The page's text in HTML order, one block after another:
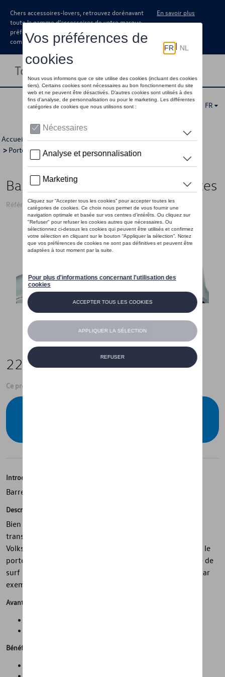
Chers accessoires-lovers, retrouvez dorénavant
toute la gamme d’accessoires de votre marque
préférée sous forme de catalogue à
commander auprès de votre concessionaire.
En savoir plus
Toggle navigation
FR
Accueil >Catalogue Volkswagen >Transport >Porte-tout
> Porte-tout > Détail
Barre de toit, Rainure en T, 4 portes
Référence: 1S4071126
220,00 €
Ce produit n'est actuellement pas de stock
Introduction
Barre de toit
Description
Bien équipé en déplacement - grâce aux systèmes de
transport Volkswagen. Ceci est basé sur la barre de toit
Volkswagen d'origine pour la up! 4 portes, sur lesquelles le
porte-skis et snowboard, le porte-vélo, le porte-planche de
surf ou le coffre de toit pratique peuvent être montés, par
exemple.
Avantages
Bénéfices